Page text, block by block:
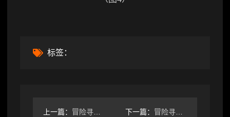
标签：
上一篇： 冒险寻宝然后打败魔王1.0.4版本·萌新的帝国转职圣物装备推 下一篇： 冒险寻宝然后打败魔王旅店传闻攻略